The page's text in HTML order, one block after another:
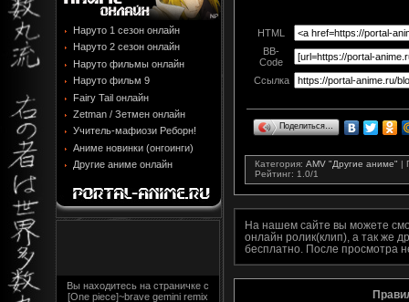
Наруто 1 сезон онлайн
Наруто 2 сезон онлайн
Наруто фильмы онлайн
Наруто фильм 9
Fairy Tail онлайн
Zetman / Зетмен онлайн
Учитель-мафиози Реборн!
Аниме новинки (онгоинги)
Другие аниме онлайн
Вы находитесь на страничке с
[One piece]~brave gemini remix
HTML
BB-
Code
Ссылка
Поделиться…
Категория: AMV "Другие аниме" |
Рейтинг: 1.0/1
На нашем сайте вы можете
онлайн ролик(клип), а так же
бесплатно. После просмотра